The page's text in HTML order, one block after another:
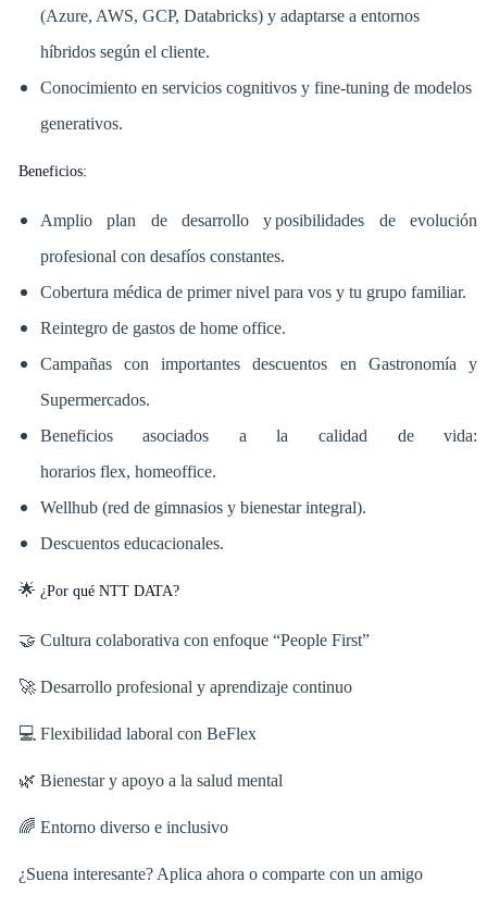
(Azure, AWS, GCP, Databricks) y adaptarse a entornos
híbridos según el cliente.
Conocimiento en servicios cognitivos y fine-tuning de modelos
generativos.
Beneficios:
Amplio plan de desarrollo y posibilidades de evolución
profesional con desafíos constantes.
Cobertura médica de primer nivel para vos y tu grupo familiar.
Reintegro de gastos de home office.
Campañas con importantes descuentos en Gastronomía y
Supermercados.
Beneficios asociados a la calidad de vida:
horarios flex, homeoffice.
Wellhub (red de gimnasios y bienestar integral).
Descuentos educacionales.
🌟 ¿Por qué NTT DATA?
🤝 Cultura colaborativa con enfoque “People First”
🚀 Desarrollo profesional y aprendizaje continuo
💻 Flexibilidad laboral con BeFlex
🌿 Bienestar y apoyo a la salud mental
🌈 Entorno diverso e inclusivo
¿Suena interesante? Aplica ahora o comparte con un amigo